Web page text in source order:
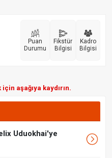
Puan
Durumu
Fikstür
Bilgisi
Kadro
Bilgisi
aşağıya kaydırın.
Uduokhai'ye